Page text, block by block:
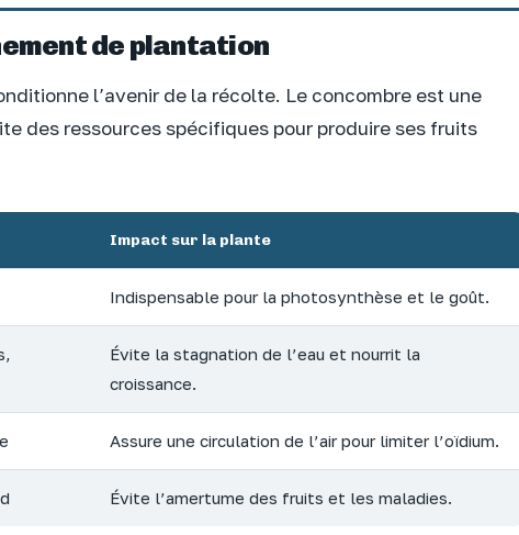
de plantation
l’avenir de la récolte. Le concombre est une
des ressources spécifiques pour produire ses fruits
Impact sur la plante
Indispensable pour la photosynthèse et le goût.
Évite la stagnation de l’eau et nourrit la
croissance.
Assure une circulation de l’air pour limiter l’oïdium.
Évite l’amertume des fruits et les maladies.